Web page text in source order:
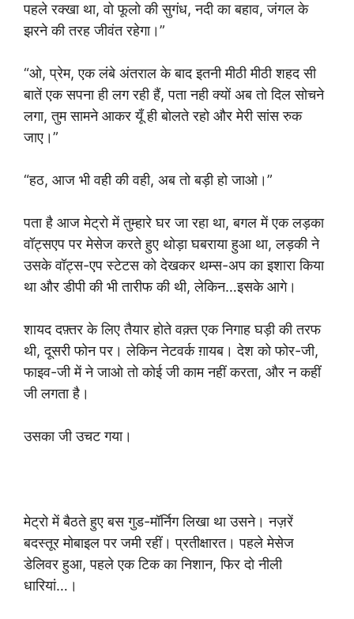
पहले रक्खा था, वो फूलो की सुगंध, नदी का बहाव, जंगल के
झरने की तरह जीवंत रहेगा।”
“ओ, प्रेम, एक लंबे अंतराल के बाद इतनी मीठी मीठी शहद सी
बातें एक सपना ही लग रही हैं, पता नही क्यों अब तो दिल सोचने
लगा, तुम सामने आकर यूँ ही बोलते रहो और मेरी सांस रुक
जाए।”
“हठ, आज भी वही की वही, अब तो बड़ी हो जाओ।”
पता है आज मेट्रो में तुम्हारे घर जा रहा था, बगल में एक लड़का
वॉट्सएप पर मेसेज करते हुए थोड़ा घबराया हुआ था, लड़की ने
उसके वॉट्स-एप स्टेटस को देखकर थम्स-अप का इशारा किया
था और डीपी की भी तारीफ की थी, लेकिन…इसके आगे।
शायद दफ़्तर के लिए तैयार होते वक़्त एक निगाह घड़ी की तरफ
थी, दूसरी फोन पर। लेकिन नेटवर्क ग़ायब। देश को फोर-जी,
फाइव-जी में ने जाओ तो कोई जी काम नहीं करता, और न कहीं
जी लगता है।
उसका जी उचट गया।
मेट्रो में बैठते हुए बस गुड-मॉर्निग लिखा था उसने। नज़रें
बदस्तूर मोबाइल पर जमी रहीं। प्रतीक्षारत। पहले मेसेज
डेलिवर हुआ, पहले एक टिक का निशान, फिर दो नीली
धारियां…।